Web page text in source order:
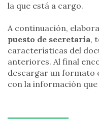
la que está a cargo.
A continuación,
puesto de secretaria,
características del
anteriores. Al final
descargar un formato
con la información